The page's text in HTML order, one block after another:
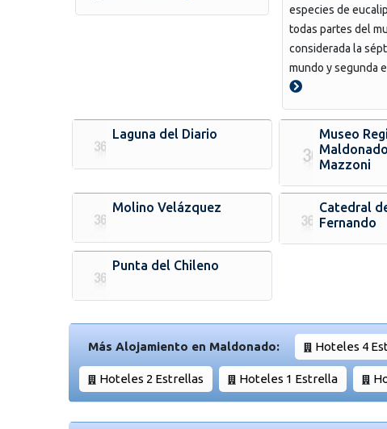
especies de
todas partes del
considerada la
mundo y segunda
Laguna del Diario
Museo
Mazzoni
Molino Velázquez
Catedral
Fernando
Punta del Chileno
Más Alojamiento en Maldonado: Hoteles 4
Hoteles 2 Estrellas Hoteles 1 Estrella